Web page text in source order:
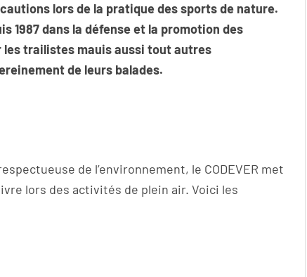
lors de la pratique des sports de nature.
1987 dans la défense et la promotion des
trailistes mauis aussi tout autres
de leurs balades.
de l’environnement, le CODEVER met
lors des activités de plein air. Voici les